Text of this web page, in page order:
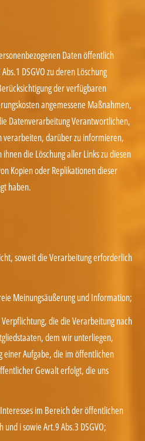
Daten öffentlich
DSGVO zu deren Löschung
der verfügbaren
angemessene Maßnahmen,
Datenverarbeitung Verantwortlichen,
verarbeiten, darüber zu informieren,
die Löschung aller Links zu diesen
Kopien oder Replikationen dieser
haben.
soweit die Verarbeitung erforderlich
Meinungsäußerung und Information;
die die Verarbeitung nach
dem wir unterliegen,
Aufgabe, die im öffentlichen
Gewalt erfolgt, die uns
im Bereich der öffentlichen
i sowie Art.9 Abs.3 DSGVO;